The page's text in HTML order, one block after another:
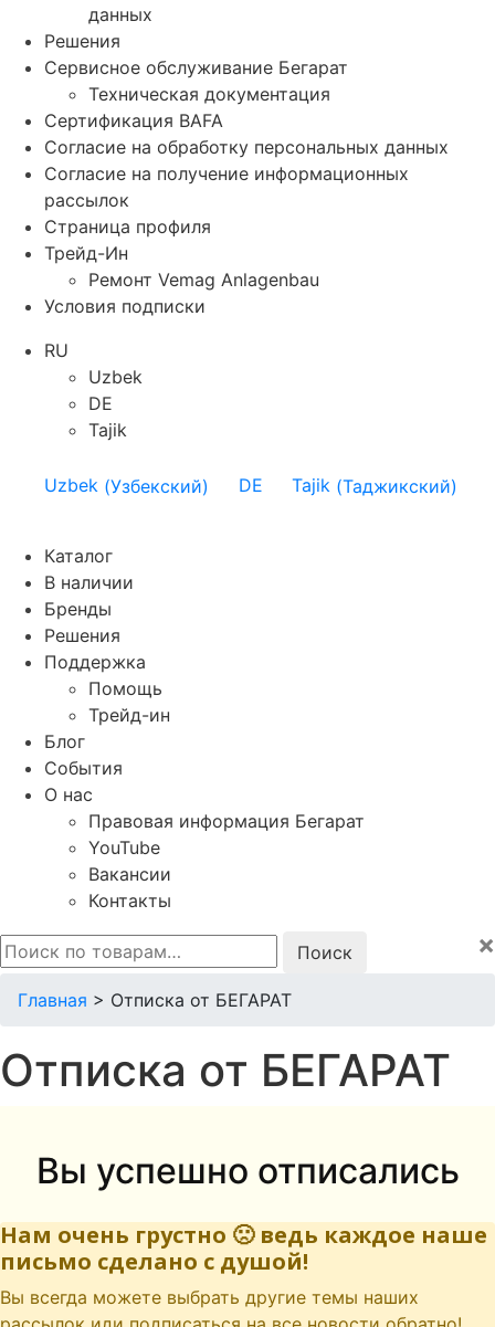
данных
Решения
Сервисное обслуживание Бегарат
Техническая документация
Сертификация BAFA
Согласие на обработку персональных данных
Согласие на получение информационных
рассылок
Страница профиля
Трейд-Ин
Ремонт Vemag Anlagenbau
Условия подписки
RU
Uzbek
DE
Tajik
Uzbek (Узбекский) DE Tajik (Таджикский)
Каталог
В наличии
Бренды
Решения
Поддержка
Помощь
Трейд-ин
Блог
События
О нас
Правовая информация Бегарат
YouTube
Вакансии
Контакты
Искать:
×
Главная > Отписка от БЕГАРАТ
Отписка от БЕГАРАТ
Вы успешно отписались
Нам очень грустно 🙁 ведь каждое наше
письмо сделано с душой!
Вы всегда можете выбрать другие темы наших